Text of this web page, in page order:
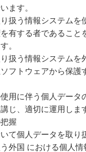
ます。
扱う情報システムを
有する者であること
。
扱う情報システムを
フトウェアから保護
用に伴う個人データ
じ、適切に運用しま
握
て個人データを取り
外国 における個人